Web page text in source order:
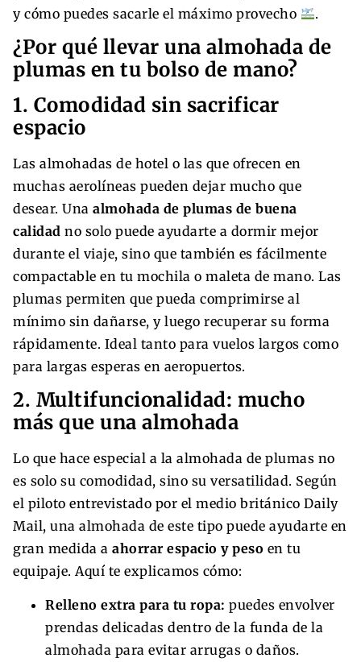
y cómo puedes sacarle el máximo provecho
.
¿Por qué llevar una almohada de
plumas en tu bolso de mano?
1. Comodidad sin sacrificar
espacio
Las almohadas de hotel o las que ofrecen en
muchas aerolíneas pueden dejar mucho que
desear. Una almohada de plumas de buena
calidad no solo puede ayudarte a dormir mejor
durante el viaje, sino que también es fácilmente
compactable en tu mochila o maleta de mano. Las
plumas permiten que pueda comprimirse al
mínimo sin dañarse, y luego recuperar su forma
rápidamente. Ideal tanto para vuelos largos como
para largas esperas en aeropuertos.
2. Multifuncionalidad: mucho
más que una almohada
Lo que hace especial a la almohada de plumas no
es solo su comodidad, sino su versatilidad. Según
el piloto entrevistado por el medio británico Daily
Mail, una almohada de este tipo puede ayudarte en
gran medida a ahorrar espacio y peso en tu
equipaje. Aquí te explicamos cómo:
Relleno extra para tu ropa: puedes envolver
prendas delicadas dentro de la funda de la
almohada para evitar arrugas o daños.